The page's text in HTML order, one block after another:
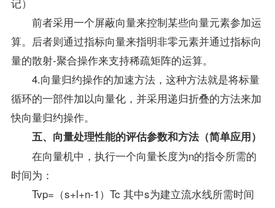
前者采用一个屏蔽向量来控制某些向量元素参加运
算。后者则通过指标向量来指明非零元素并通过指标向
量的散射-聚合操作来支持稀疏矩阵的运算。
4.向量归约操作的加速方法，这种方法就是将标量
循环的一部件加以向量化，并采用递归折叠的方法来加
快向量归约操作。
五、向量处理性能的评估参数和方法（简单应用）
在向量机中，执行一个向量长度为n的指令所需的
时间为：
Tvp=（s+l+n-1）Tc 其中s为建立流水线所需时间